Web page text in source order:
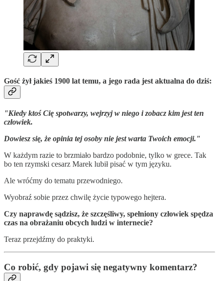
Gość żył jakieś 1900 lat temu, a jego rada jest aktualna do dziś:
"Kiedy ktoś Cię spotwarzy, wejrzyj w niego i zobacz kim jest ten
człowiek.
Dowiesz się, że opinia tej osoby nie jest warta Twoich emocji."
W każdym razie to brzmiało bardzo podobnie, tylko w grece. Tak
bo ten rzymski cesarz Marek lubił pisać w tym języku.
Ale wróćmy do tematu przewodniego.
Wyobraź sobie przez chwilę życie typowego hejtera.
Czy naprawdę sądzisz, że szczęśliwy, spełniony człowiek spędza
czas na obrażaniu obcych ludzi w internecie?
Teraz przejdźmy do praktyki.
Co robić, gdy pojawi się negatywny komentarz?